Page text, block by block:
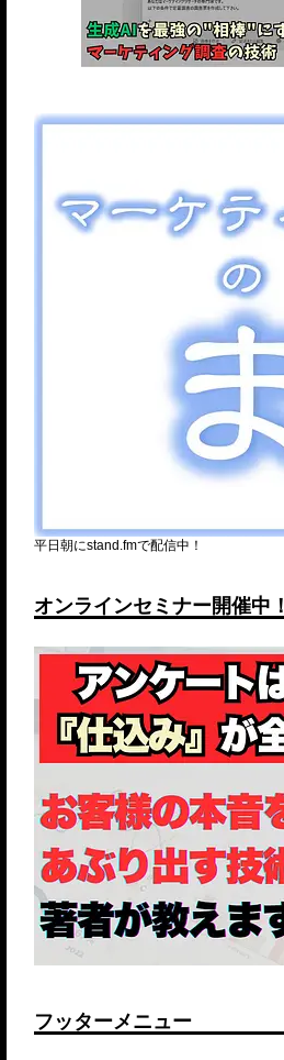
平日朝にstand.fmで配信中！
オンラインセミナー開催中！
フッターメニュー